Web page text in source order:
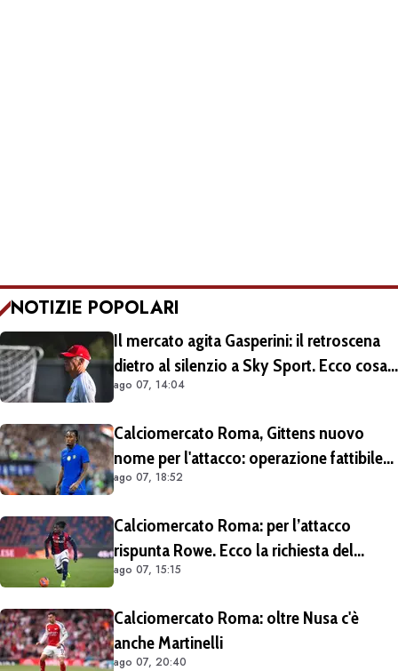
NOTIZIE POPOLARI
Il mercato agita Gasperini: il retroscena
dietro al silenzio a Sky Sport. Ecco cosa
è emerso dal meeting con la proprietà
ago 07, 14:04
Calciomercato Roma, Gittens nuovo
nome per l'attacco: operazione fattibile
solo in prestito
ago 07, 18:52
Calciomercato Roma: per l’attacco
rispunta Rowe. Ecco la richiesta del
Bologna
ago 07, 15:15
Calciomercato Roma: oltre Nusa c'è
anche Martinelli
ago 07, 20:40